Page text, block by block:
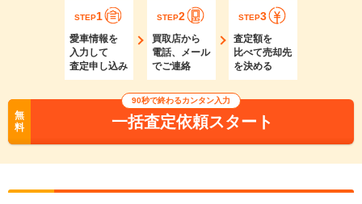
STEP1
愛車情報を
入力して
査定申し込み
STEP2
買取店から
電話、メール
でご連絡
STEP3
査定額を
比べて売却先
を決める
無
料
90秒で終わるカンタン入力
一括査定依頼スタート